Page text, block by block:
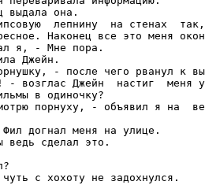
выдала она.
лепнину  на стенах
Наконец все это меня
я, - Мне пора.
Джейн.
- после чего рванул к
- возглас Джейн  настиг  меня
в одиночку?
порнуху, - объявил я на
догнал меня на улице.
ведь сделал это.
с хохоту не задохнулся.